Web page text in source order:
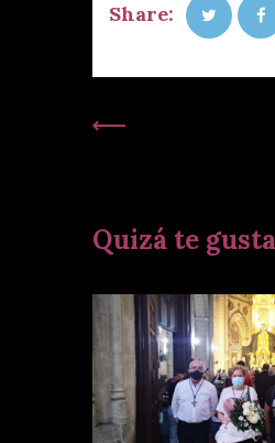
Share:
Quizá te